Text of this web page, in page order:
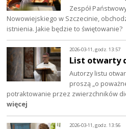
Zespół
Nowowiejskiego w Szczecinie,
istnienia. Jakie będzie to świętowanie?
2026-03-11, godz. 13:57
List otwarty
Autorzy listu
proszą „o
potraktowanie przez zwierzchników
więcej
2026-03-11, godz. 13:56